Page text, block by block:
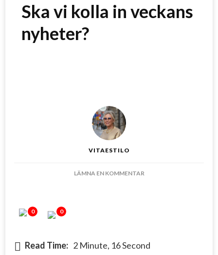
Ska vi kolla in veckans
nyheter?
VITAESTILO
LÄMNA EN KOMMENTARPÅ
0 0
Read Time: 2 Minute, 16 Second